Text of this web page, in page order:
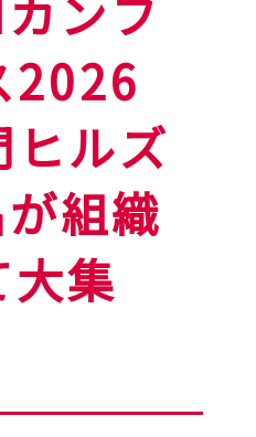
ンフ
2026
ルズ
組織
大集